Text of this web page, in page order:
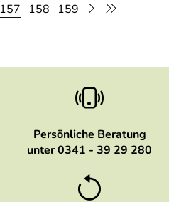
157 158 159
Persönliche Beratung
unter 0341 - 39 29 280